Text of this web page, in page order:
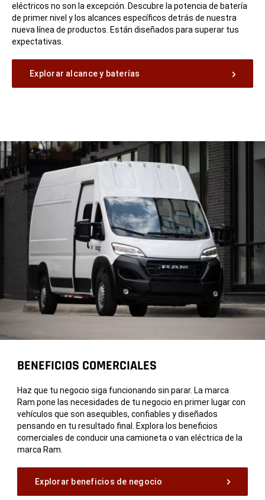
eléctricos no son la excepción. Descubre la potencia de batería
de primer nivel y los alcances específicos detrás de nuestra
nueva línea de productos. Están diseñados para superar tus
expectativas.
Explorar alcance y baterías
BENEFICIOS COMERCIALES
Haz que tu negocio siga funcionando sin parar. La marca
Ram pone las necesidades de tu negocio en primer lugar con
vehículos que son asequibles, confiables y diseñados
pensando en tu resultado final. Explora los beneficios
comerciales de conducir una camioneta o van eléctrica de la
marca Ram.
Explorar beneficios de negocio